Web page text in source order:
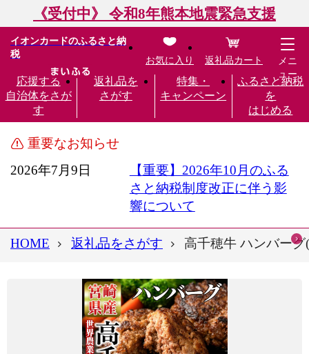
《受付中》 令和8年熊本地震緊急支援
イオンカードのふるさと納
税
応援する
自治体をさが
す
返礼品を
さがす
特集・
キャンペーン
ふるさと納税
を
はじめる
お気に入り 返礼品カート
メニ
ュー
重要なお知らせ
2026年7月9日
【重要】2026年10月のふる
さと納税制度改正に伴う影
響について
HOME 返礼品をさがす 高千穂牛 ハンバー